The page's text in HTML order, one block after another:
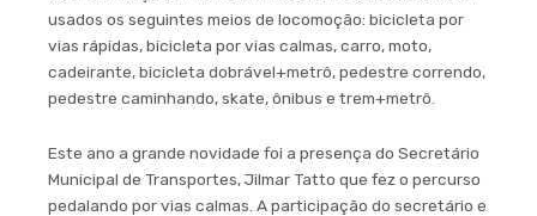
usados os seguintes meios de locomoção: bicicleta por
vias rápidas, bicicleta por vias calmas, carro, moto,
cadeirante, bicicleta dobrável+metrô, pedestre correndo,
pedestre caminhando, skate, ônibus e trem+metrô.
Este ano a grande novidade foi a presença do Secretário
Municipal de Transportes, Jilmar Tatto que fez o percurso
pedalando por vias calmas. A participação do secretário e